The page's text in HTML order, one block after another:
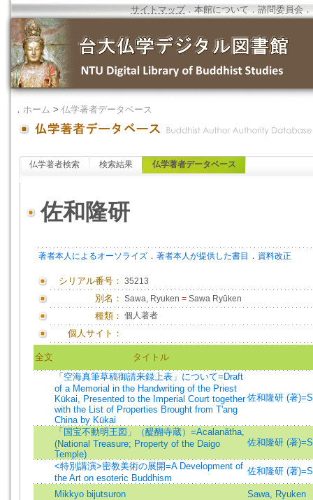
サイトマップ．本館について ．諮問委員会 ．
． ホーム > 仏学著者データベース
仏学著者検索 検索結果 仏学著者データベース
佐和隆研
著者本人によるオーソライズ ． 著者本人が提供した書目 ． 資料改正
シリアル番号： 35213
別名： Sawa, Ryuken = Sawa Ryūken
種類： 個人著者
個人サイト：
全文
タイトル
「空海真筆草稿御請来録上表」について=Draft
of a Memorial in the Handwriting of the Priest
Kūkai, Presented to the Imperial Court together
with the List of Properties Brought from T'ang
China by Kūkai
佐和隆研 (著
「国宝不動明王図」（醍醐寺蔵）=Acalanătha,
(National Treasure; Property of the Daigo
Temple)
佐和隆研 (著
<特別講演>密教美術の展開=A Development of
the Art on esoteric Buddhism
佐和隆研 (著
Mikkyo bijutsuron Sawa, Ryuken